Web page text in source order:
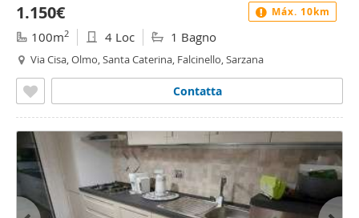
1.150€
100m2 4 Loc 1 Bagno
Via Cisa, Olmo, Santa Caterina, Falcinello, Sarzana
Contatta
Máx. 10km